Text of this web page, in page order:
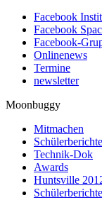
Facebook
Facebook
Facebook-
Onlinenews
Termine
newsletter
Moonbuggy
Mitmachen
Schülerberichte
Technik-Dok
Awards
Huntsville